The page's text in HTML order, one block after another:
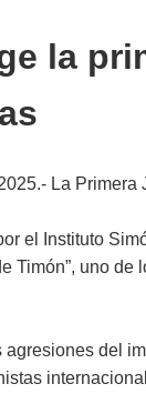
la
La
el Instituto
Timón”, uno
agresiones del